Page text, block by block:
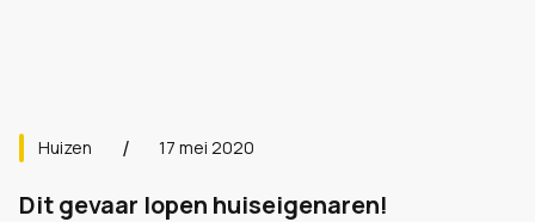
Huizen 17 mei 2020
Dit gevaar lopen huiseigenaren!